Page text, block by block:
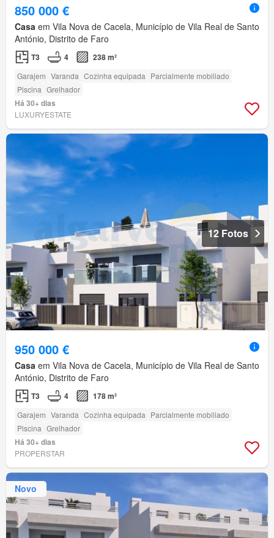
850 000 €
Casa em Vila Nova de Cacela, Município de Vila Real de Santo
António, Distrito de Faro
T3 4 238 m²
Garajem Varanda Cozinha equipada Parcialmente mobiliado
Piscina Grelhador
Há 30+ dias
LUXURYESTATE
12 Fotos
950 000 €
Casa em Vila Nova de Cacela, Município de Vila Real de Santo
António, Distrito de Faro
T3 4 178 m²
Garajem Varanda Cozinha equipada Parcialmente mobiliado
Piscina Grelhador
Há 30+ dias
PROPERSTAR
Novo